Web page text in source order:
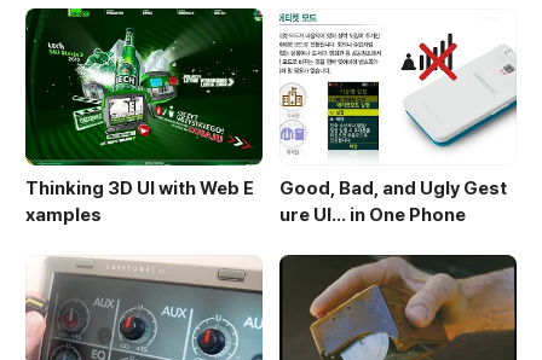
Thinking 3D UI with Web E
xamples
Good, Bad, and Ugly Gest
ure UI... in One Phone